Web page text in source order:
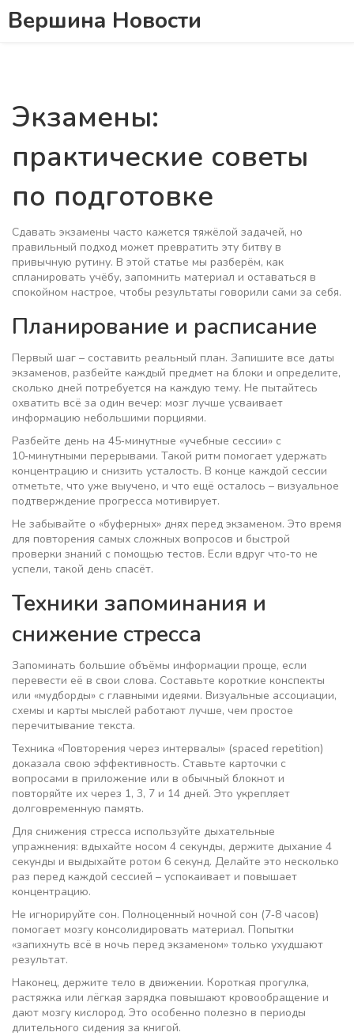
Вершина Новости
Экзамены:
практические советы
по подготовке
Сдавать экзамены часто кажется тяжёлой задачей, но
правильный подход может превратить эту битву в
привычную рутину. В этой статье мы разберём, как
спланировать учёбу, запомнить материал и оставаться в
спокойном настрое, чтобы результаты говорили сами за себя.
Планирование и расписание
Первый шаг – составить реальный план. Запишите все даты
экзаменов, разбейте каждый предмет на блоки и определите,
сколько дней потребуется на каждую тему. Не пытайтесь
охватить всё за один вечер: мозг лучше усваивает
информацию небольшими порциями.
Разбейте день на 45‑минутные «учебные сессии» с
10‑минутными перерывами. Такой ритм помогает удержать
концентрацию и снизить усталость. В конце каждой сессии
отметьте, что уже выучено, и что ещё осталось – визуальное
подтверждение прогресса мотивирует.
Не забывайте о «буферных» днях перед экзаменом. Это время
для повторения самых сложных вопросов и быстрой
проверки знаний с помощью тестов. Если вдруг что‑то не
успели, такой день спасёт.
Техники запоминания и
снижение стресса
Запоминать большие объёмы информации проще, если
перевести её в свои слова. Составьте короткие конспекты
или «мудборды» с главными идеями. Визуальные ассоциации,
схемы и карты мыслей работают лучше, чем простое
перечитывание текста.
Техника «Повторения через интервалы» (spaced repetition)
доказала свою эффективность. Ставьте карточки с
вопросами в приложение или в обычный блокнот и
повторяйте их через 1, 3, 7 и 14 дней. Это укрепляет
долговременную память.
Для снижения стресса используйте дыхательные
упражнения: вдыхайте носом 4 секунды, держите дыхание 4
секунды и выдыхайте ротом 6 секунд. Делайте это несколько
раз перед каждой сессией – успокаивает и повышает
концентрацию.
Не игнорируйте сон. Полноценный ночной сон (7‑8 часов)
помогает мозгу консолидировать материал. Попытки
«запихнуть всё в ночь перед экзаменом» только ухудшают
результат.
Наконец, держите тело в движении. Короткая прогулка,
растяжка или лёгкая зарядка повышают кровообращение и
дают мозгу кислород. Это особенно полезно в периоды
длительного сидения за книгой.